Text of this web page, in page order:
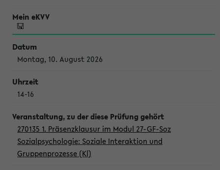
Montag, 10. August 2026
14-16
270135 1. Präsenzklausur im Modul 27-GF-Soz
Sozialpsychologie: Soziale Interaktion und
Gruppenprozesse (Kl)